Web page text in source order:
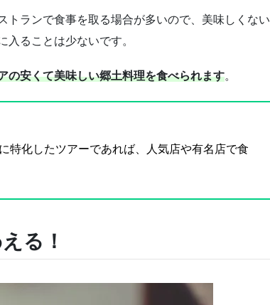
トランで食事を取る場合が多いので、美味しくない
入ることは少ないです。
の安くて美味しい郷土料理を食べられます。
特化したツアーであれば、人気店や有名店で食
る！